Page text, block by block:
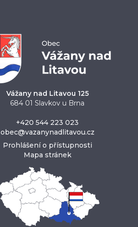
Vážany nad Litavou 125
684 01 Slavkov u Brna
+420 544 223 023
obec@vazanynadlitavou.cz
Prohlášení o přístupnosti
Mapa stránek